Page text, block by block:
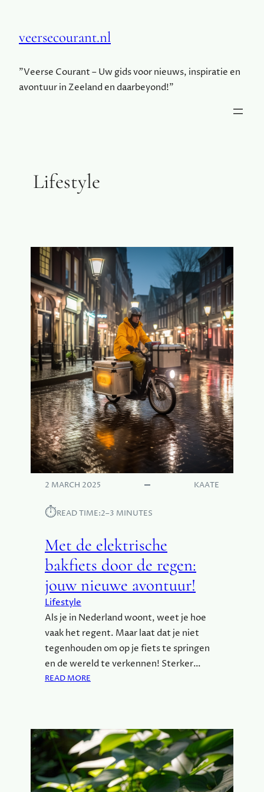
veersecourant.nl
"Veerse Courant – Uw gids voor nieuws, inspiratie en
avontuur in Zeeland en daarbeyond!"
Lifestyle
2 MARCH 2025 KAATE
⏱︎READ TIME:2–3 MINUTES
Met de elektrische
bakfiets door de regen:
jouw nieuwe avontuur!
Lifestyle
Als je in Nederland woont, weet je hoe
vaak het regent. Maar laat dat je niet
tegenhouden om op je fiets te springen
en de wereld te verkennen! Sterker…
READ MORE
D
E
E
L
E